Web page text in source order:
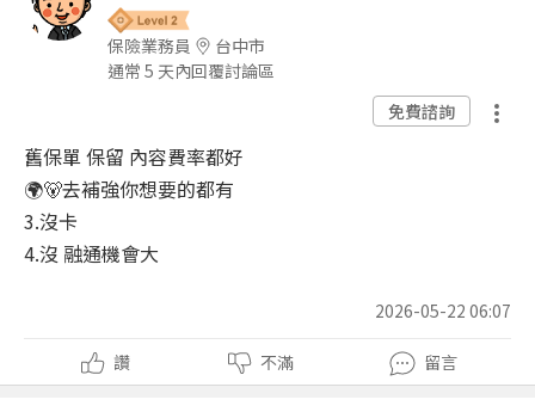
保險業務員
台中市
通常 5 天內回覆討論區
免費諮詢
舊保單 保留 內容費率都好
🌍🐻去補強你想要的都有
3.沒卡
4.沒 融通機會大
2026-05-22 06:07
讚 不滿 留言